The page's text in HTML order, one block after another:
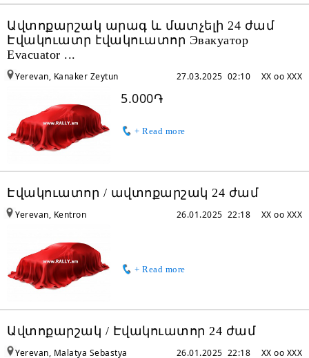
Ավտոքարշակ արագ և մատչելի 24 ժամ
Էվակուատր էվակուատոր Эвакуатор
Evacuator ...
5.000֏
+ Read more
XX oo XXX
27.03.2025 02:10
Yerevan, Kanaker Zeytun
Էվակուատոր / ավտոքարշակ 24 ժամ
+ Read more
XX oo XXX
26.01.2025 22:18
Yerevan, Kentron
Ավտոքարշակ / Էվակուատոր 24 ժամ
XX oo XXX
26.01.2025 22:18
Yerevan, Malatya Sebastya